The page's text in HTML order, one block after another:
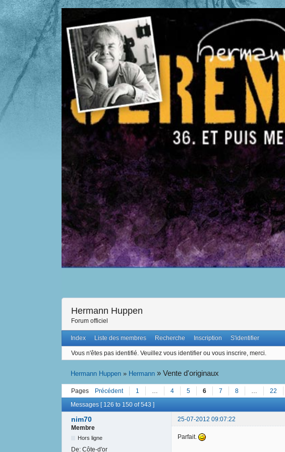
Hermann Huppen
Forum officiel
Index Liste des membres Recherche Inscription S'identifier
Vous n'êtes pas identifié. Veuillez vous identifier ou vous inscrire, merci.
Hermann Huppen » Hermann »Vente d'originaux
Pages Précédent 1 4 5 6 7 8 22
Messages [ 126 to 150 of 543 ]
nim70
25-07-2012 09:07:22
Membre
Hors ligne
De: Côte-d'or
Parfait.